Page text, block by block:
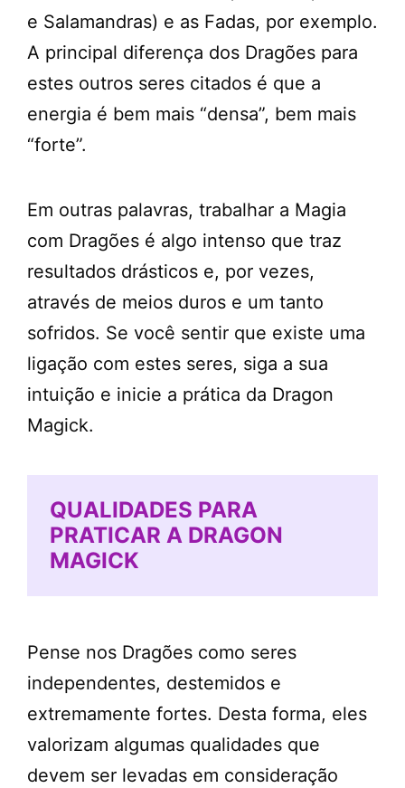
e Salamandras) e as Fadas, por exemplo.
A principal diferença dos Dragões para
estes outros seres citados é que a
energia é bem mais “densa”, bem mais
“forte”.
Em outras palavras, trabalhar a Magia
com Dragões é algo intenso que traz
resultados drásticos e, por vezes,
através de meios duros e um tanto
sofridos. Se você sentir que existe uma
ligação com estes seres, siga a sua
intuição e inicie a prática da Dragon
Magick.
QUALIDADES PARA
PRATICAR A DRAGON
MAGICK
Pense nos Dragões como seres
independentes, destemidos e
extremamente fortes. Desta forma, eles
valorizam algumas qualidades que
devem ser levadas em consideração